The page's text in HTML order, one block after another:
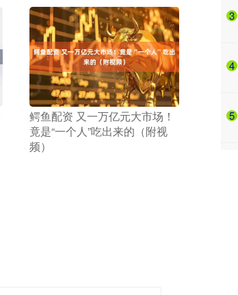
​鳄鱼配资 又一万亿元大市场！
竟是“一个人”吃出来的（附视
频）
3
4
5